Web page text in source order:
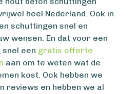
heel Nederland. Ook in
schuttingen snel en
wensen. En dat voor een
een gratis offerte
aan om te weten wat de
kost. Ook hebben we
reviews en hebben we al